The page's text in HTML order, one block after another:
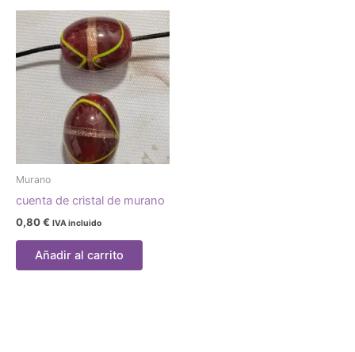
Murano
cuenta de cristal de murano
0,80€ IVA incluido
Añadir al carrito